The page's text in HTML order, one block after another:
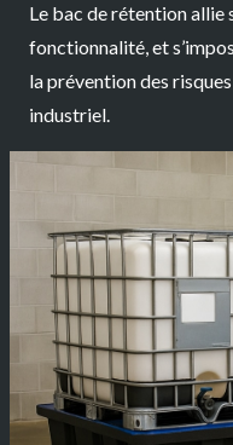
Le bac de rétention allie
fonctionnalité, et
la prévention des
industriel.